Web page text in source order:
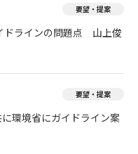
要望・提案
ドラインの問題点 山上俊
要望・提案
環境省にガイドライン案